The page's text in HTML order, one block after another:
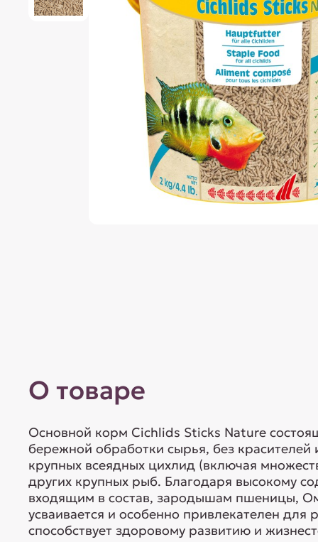
О товаре
Основной корм Cichlids Sticks Nature
бережной обработки сырья, без
крупных всеядных цихлид (включая
других крупных рыб. Благодаря высокому
входящим в состав, зародышам пшеницы,
усваивается и особенно привлекателен
способствует здоровому развитию и